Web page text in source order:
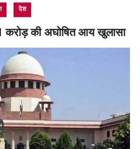
देश
करोड़ की अघोषित आय खुलासा